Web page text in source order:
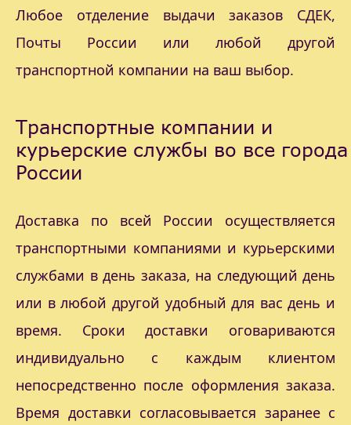
Любое отделение выдачи заказов СДЕК,
Почты России или любой другой
транспортной компании на ваш выбор.
Транспортные компании и
курьерские службы во все города
России
Доставка по всей России осуществляется
транспортными компаниями и курьерскими
службами в день заказа, на следующий день
или в любой другой удобный для вас день и
время. Сроки доставки оговариваются
индивидуально с каждым клиентом
непосредственно после оформления заказа.
Время доставки согласовывается заранее с